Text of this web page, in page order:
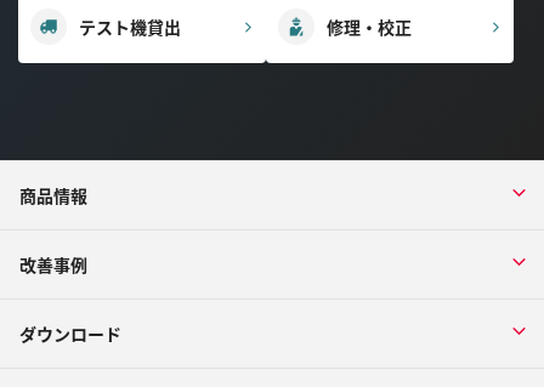
テスト機貸出 修理・校正
商品情報
改善事例
ダウンロード